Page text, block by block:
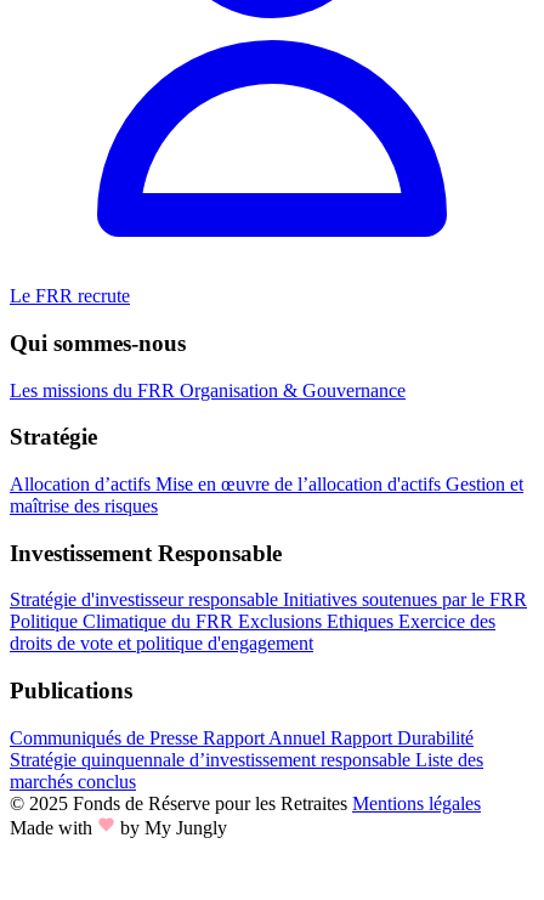
Le FRR recrute
Qui sommes-nous
Les missions du FRR Organisation & Gouvernance
Stratégie
Allocation d’actifs Mise en œuvre de l’allocation d'actifs Gestion et
maîtrise des risques
Investissement Responsable
Stratégie d'investisseur responsable Initiatives soutenues par le FRR
Politique Climatique du FRR Exclusions Ethiques Exercice des
droits de vote et politique d'engagement
Publications
Communiqués de Presse Rapport Annuel Rapport Durabilité
Stratégie quinquennale d’investissement responsable Liste des
marchés conclus
© 2025 Fonds de Réserve pour les Retraites Mentions légales
Made with
by My Jungly